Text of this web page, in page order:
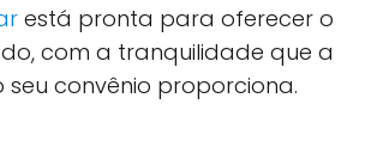
está pronta para oferecer o
com a tranquilidade que a
convênio proporciona.